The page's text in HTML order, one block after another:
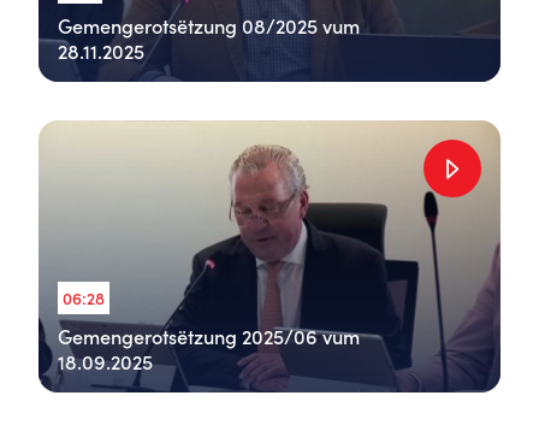
Gemengerotsëtzung 08/2025 vum
28.11.2025
06:28
Gemengerotsëtzung 2025/06 vum
18.09.2025